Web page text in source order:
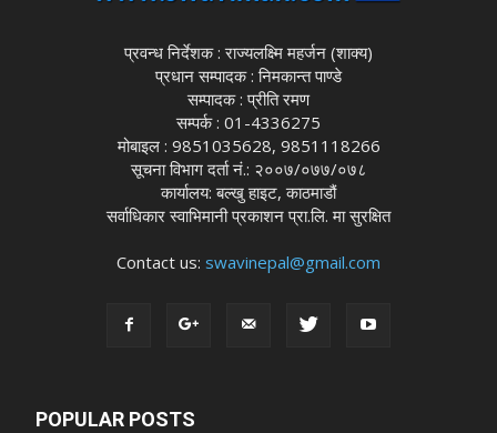
प्रवन्ध निर्देशक : राज्यलक्ष्मि महर्जन (शाक्य)
प्रधान सम्पादक : निमकान्त पाण्डे
सम्पादक : प्रीति रमण
सम्पर्क : 01-4336275
मोबाइल : 9851035628, 9851118266
सूचना विभाग दर्ता नं.: २००७/०७७/०७८
कार्यालय: बल्खु हाइट, काठमाडौं
सर्वाधिकार स्वाभिमानी प्रकाशन प्रा.लि. मा सुरक्षित
Contact us: swavinepal@gmail.com
POPULAR POSTS